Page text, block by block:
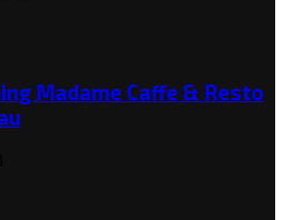
Madame Caffe & Resto